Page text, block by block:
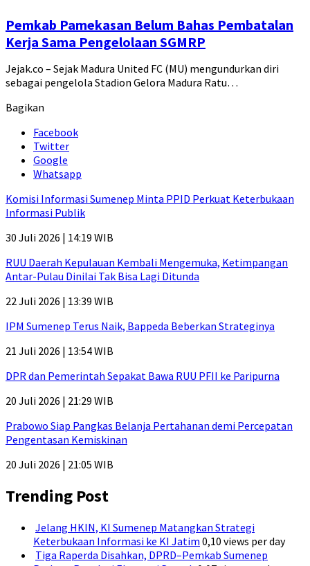
Pemkab Pamekasan Belum Bahas Pembatalan
Kerja Sama Pengelolaan SGMRP
Jejak.co – Sejak Madura United FC (MU) mengundurkan diri
sebagai pengelola Stadion Gelora Madura Ratu…
Bagikan
Facebook
Twitter
Google
Whatsapp
Komisi Informasi Sumenep Minta PPID Perkuat Keterbukaan
Informasi Publik
30 Juli 2026 | 14:19 WIB
RUU Daerah Kepulauan Kembali Mengemuka, Ketimpangan
Antar-Pulau Dinilai Tak Bisa Lagi Ditunda
22 Juli 2026 | 13:39 WIB
IPM Sumenep Terus Naik, Bappeda Beberkan Strateginya
21 Juli 2026 | 13:54 WIB
DPR dan Pemerintah Sepakat Bawa RUU PFII ke Paripurna
20 Juli 2026 | 21:29 WIB
Prabowo Siap Pangkas Belanja Pertahanan demi Percepatan
Pengentasan Kemiskinan
20 Juli 2026 | 21:05 WIB
Trending Post
Jelang HKIN, KI Sumenep Matangkan Strategi
Keterbukaan Informasi ke KI Jatim 0,10 views per day
Tiga Raperda Disahkan, DPRD–Pemkab Sumenep